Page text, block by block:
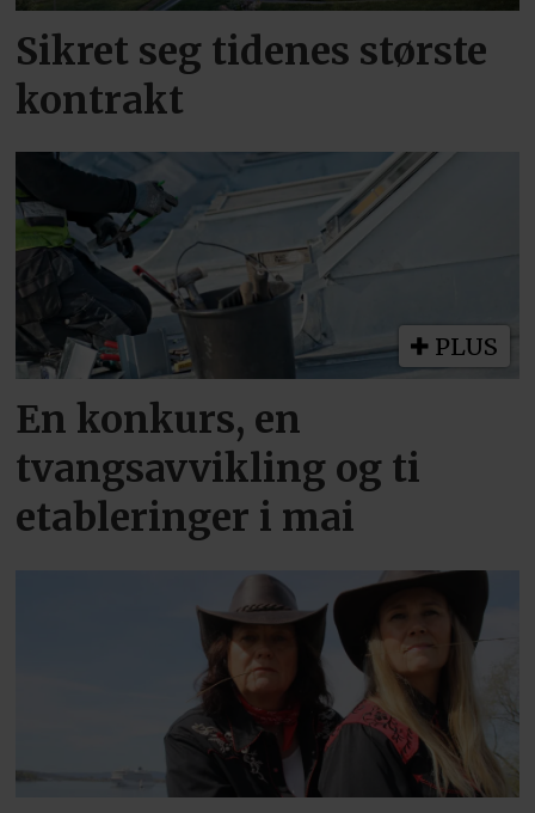
Sikret seg tidenes største
kontrakt
PLUS
En konkurs, en
tvangsavvikling og ti
etableringer i mai